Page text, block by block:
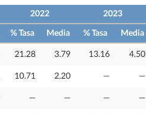
2022 2023
% Tasa Media % Tasa Media
21.28 3.79 13.16 4.50
10.71 2.20 — —
— — — —